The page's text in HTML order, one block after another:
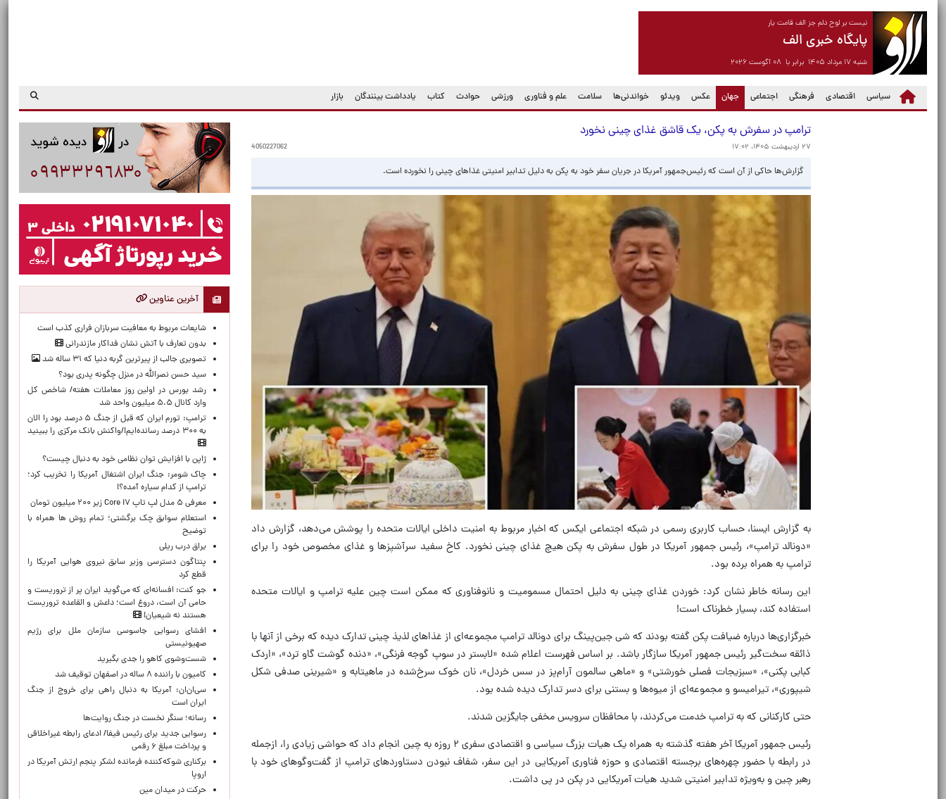
نیست بر لوح دلم جز الف قامت یار
پایگاه خبری الف
شنبه ۱۷ مرداد ۱۴۰۵ برابر با ۰۸ آگوست ۲۰۲۶
سیاسی اقتصادی فرهنگی اجتماعی جهان
(current) عکس ویدئو خواندنی‌ها سلامت علم و فناوری ورزشی حوادث کتاب یادداشت بینندگان بازار
ترامپ در سفرش به پکن، یک قاشق غذای چینی نخورد
۲۷ اردیبهشت ۱۴۰۵، ۱۷:۰۲ 4050227062
گزارش‌ها حاکی از آن است که رئیس‌جمهور آمریکا در جریان سفر خود به پکن به دلیل تدابیر امنیتی غذاهای چینی را نخورده است.
به گزارش ایسنا، حساب کاربری رسمی در شبکه اجتماعی ایکس که اخبار مربوط به امنیت داخلی ایالات متحده را پوشش می‌دهد، گزارش داد
«دونالد ترامپ»، رئیس جمهور آمریکا در طول سفرش به پکن هیچ غذای چینی نخورد. کاخ سفید سرآشپزها و غذای مخصوص خود را برای
ترامپ به همراه برده بود.
این رسانه خاطر نشان کرد: خوردن غذای چینی به دلیل احتمال مسمومیت و نانوفناوری که ممکن است چین علیه ترامپ و ایالات متحده
استفاده کند، بسیار خطرناک است!
خبرگزاری‌ها درباره ضیافت پکن گفته بودند که شی جین‌پینگ برای دونالد ترامپ مجموعه‌ای از غذاهای لذیذ چینی تدارک دیده که برخی از آنها با
ذائقه‌ سخت‌گیر رئیس جمهور آمریکا سازگار باشد. بر اساس فهرست اعلام شده «لابستر در سوپ گوجه فرنگی»، «دنده گوشت گاو ترد»، «اردک
کبابی پکنی»، «سبزیجات فصلی خورشتی» و «ماهی سالمون آرام‌پز در سس خردل»، نان خوک سرخ‌شده در ماهیتابه و «شیرینی صدفی شکل
شیپوری»، تیرامیسو و مجموعه‌ای از میوه‌ها و بستنی برای دسر تدارک دیده شده بود.
حتی کارکنانی که به ترامپ خدمت می‌کردند، با محافظان سرویس مخفی جایگزین شدند.
رئیس جمهور آمریکا آخر هفته گذشته به همراه یک هیات بزرگ سیاسی و اقتصادی سفری ۲ روزه به چین انجام داد که حواشی زیادی را، ازجمله
در رابطه با حضور چهره‌های برجسته اقتصادی و حوزه فناوری آمریکایی در این سفر، شفاف نبودن دستاوردهای ترامپ از گفت‌وگوهای خود با
رهبر چین و به‌ویژه تدابیر امنیتی شدید هیات آمریکایی در پکن در پی داشت.
آخرین عناوین
شایعات مربوط به معافیت سربازان فراری کذب است
بدون تعارف با آتش نشان فداکار مازندرانی
تصویری جالب از پیرترین گربه دنیا که ۳۱ ساله شد
سید حسن نصرالله در منزل چگونه پدری بود؟
رشد بورس در اولین روز معاملات هفته/ شاخص کل
وارد کانال ۵.۵ میلیون واحد شد
ترامپ: تورم ایران که قبل از جنگ ۵ درصد بود را الان
به ۳۰۰ درصد رسانده‌ایم!/واکنش بانک مرکزی را ببینید
ژاپن با افزایش توان نظامی خود به دنبال چیست؟
چاک شومر: جنگ ایران اشتغال آمریکا را تخریب کرد؛
ترامپ از کدام سیاره آمده؟!
معرفی ۵ مدل لپ تاپ Core i۷ زیر ۲۰۰ میلیون تومان
استعلام سوابق چک برگشتی؛ تمام روش ها همراه با
توضیح
یراق درب ریلی
پنتاگون دسترسی وزیر سابق نیروی هوایی آمریکا را
قطع کرد
جو کنت: افسانه‌ای که می‌گوید ایران پر از تروریست و
حامی آن است، دروغ است؛ داعش و القاعده تروریست
هستند نه شیعیان!
افشای رسوایی جاسوسی سازمان ملل برای رژیم
صهیونیستی
شست‌وشوی کاهو را جدی بگیرید
کامیون با راننده ۸ ساله در اصفهان توقیف شد
سی‌ان‌ان: آمریکا به دنبال راهی برای خروج از جنگ
ایران است
رسانه؛ سنگر نخست در جنگ روایت‌ها
رسوایی جدید برای رئیس فیفا/ ادعای رابطه غیراخلاقی
و پرداخت مبلغ ۶ رقمی
برکناری شوکه‌کننده فرمانده لشکر پنجم ارتش آمریکا در
اروپا
حركت در ميدان مين